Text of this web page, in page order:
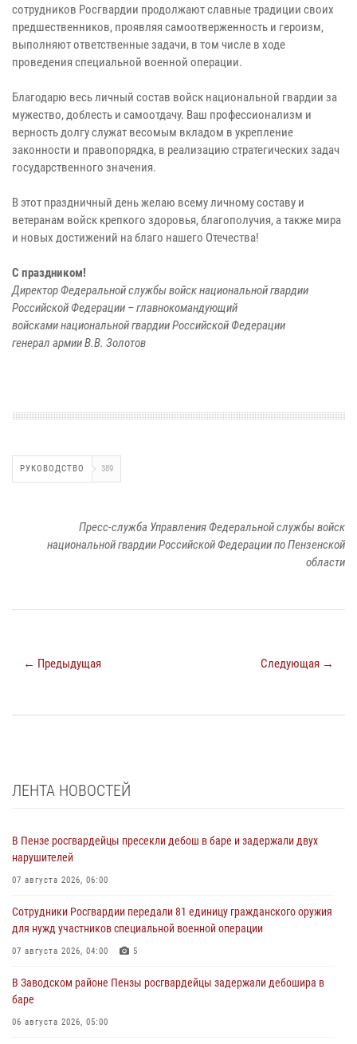
сотрудников Росгвардии продолжают славные традиции своих
предшественников, проявляя самоотверженность и героизм,
выполняют ответственные задачи, в том числе в ходе
проведения специальной военной операции.
Благодарю весь личный состав войск национальной гвардии за
мужество, доблесть и самоотдачу. Ваш профессионализм и
верность долгу служат весомым вкладом в укрепление
законности и правопорядка, в реализацию стратегических задач
государственного значения.
В этот праздничный день желаю всему личному составу и
ветеранам войск крепкого здоровья, благополучия, а также мира
и новых достижений на благо нашего Отечества!
С праздником!
Директор Федеральной службы войск национальной гвардии
Российской Федерации – главнокомандующий
войсками национальной гвардии Российской Федерации
генерал армии В.В. Золотов
РУКОВОДСТВО 389
Пресс-служба Управления Федеральной службы войск
национальной гвардии Российской Федерации по Пензенской
области
← Предыдущая Следующая →
ЛЕНТА НОВОСТЕЙ
В Пензе росгвардейцы пресекли дебош в баре и задержали двух
нарушителей
07 августа 2026, 06:00
Сотрудники Росгвардии передали 81 единицу гражданского оружия
для нужд участников специальной военной операции
07 августа 2026, 04:00 5
В Заводском районе Пензы росгвардейцы задержали дебошира в
баре
06 августа 2026, 05:00